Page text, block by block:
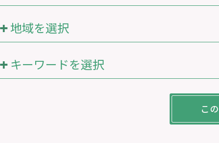
地域を選択
キーワードを選択